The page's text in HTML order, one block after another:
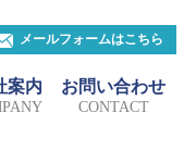
メールフォームはこちら
案内 お問い合わせ
CONTACT